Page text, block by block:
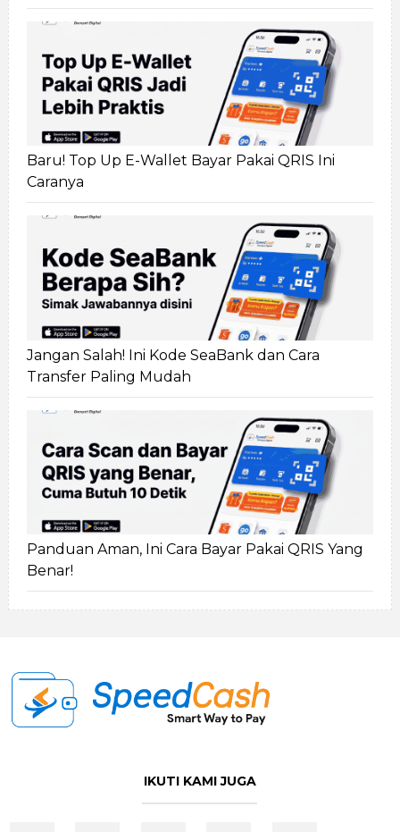
Baru! Top Up E-Wallet Bayar Pakai QRIS Ini
Caranya
Jangan Salah! Ini Kode SeaBank dan Cara
Transfer Paling Mudah
Panduan Aman, Ini Cara Bayar Pakai QRIS Yang
Benar!
IKUTI KAMI JUGA